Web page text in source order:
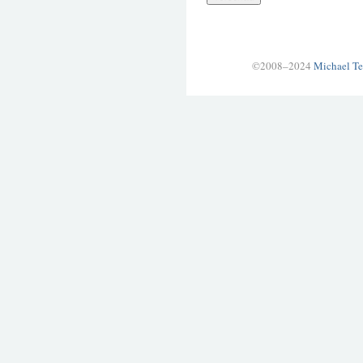
©2008–2024 Michael